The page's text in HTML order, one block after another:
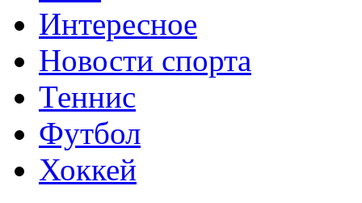
Интересное
Новости спорта
Теннис
Футбол
Хоккей